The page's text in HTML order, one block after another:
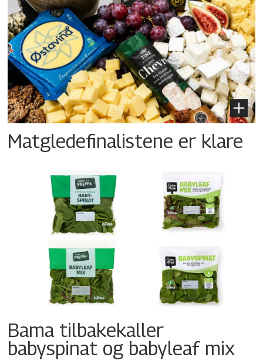
Matgledefinalistene er klare
Bama tilbakekaller
babyspinat og babyleaf mix